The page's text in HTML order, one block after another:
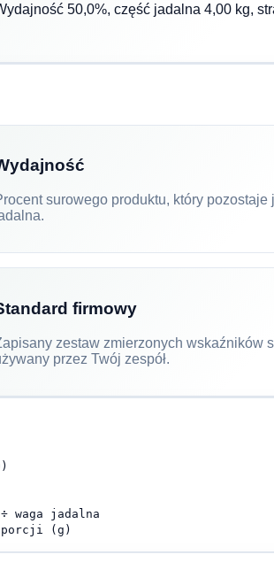
50,0%, część jadalna 4,00 kg,
surowego produktu, który pozostaje
firmowy
zestaw zmierzonych wskaźników
przez Twój zespół.
waga jadalna
porcji (g)